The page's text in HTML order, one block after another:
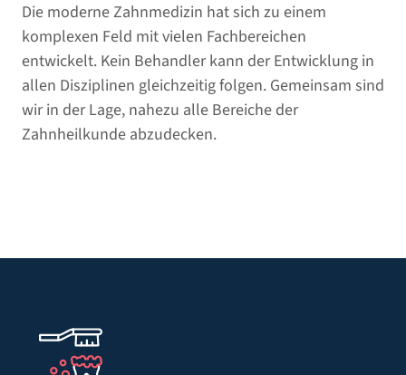
Die moderne Zahnmedizin hat sich zu einem
komplexen Feld mit vielen Fachbereichen
entwickelt. Kein Behandler kann der Entwicklung in
allen Disziplinen gleichzeitig folgen. Gemeinsam sind
wir in der Lage, nahezu alle Bereiche der
Zahnheilkunde abzudecken.